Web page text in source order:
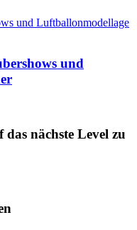
und
nächste Level zu